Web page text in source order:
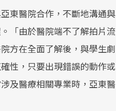
東醫院合作，不斷地溝通與
「由於醫院端不了解拍片流
方在全面了解後，與學生劇
性，只要出現錯誤的動作或
及醫療相關專業時，亞東醫